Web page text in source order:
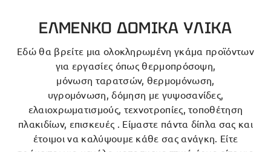
ΕΛΜΕΝΚΟ ΔΟΜΙΚΑ ΥΛΙΚΑ
Εδώ θα βρείτε μια ολοκληρωμένη γκάμα προϊόντων
για εργασίες όπως θερμοπρόσοψη,
μόνωση ταρατσών, θερμομόνωση,
υγρομόνωση, δόμηση με γυψοσανίδες,
ελαιοχρωματισμούς, τεχνοτροπίες, τοποθέτηση
πλακιδίων, επισκευές . Είμαστε πάντα δίπλα σας και
έτοιμοι να καλύψουμε κάθε σας ανάγκη. Είτε